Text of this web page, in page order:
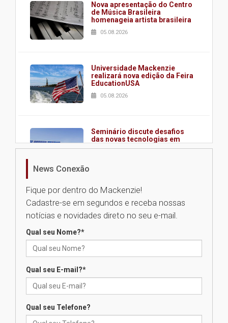
Nova apresentação do Centro
de Música Brasileira
homenageia artista brasileira
05.08.2026
Universidade Mackenzie
realizará nova edição da Feira
EducationUSA
05.08.2026
Seminário discute desafios
das novas tecnologias em
sistemas solares residenciais
Mackenzie recepciona os
calouros do segundo semestre
de 2026
Como o Colégio Mackenzie
04.08.2026
News Conexão
Fique por dentro do Mackenzie!
Cadastre-se em segundos e receba nossas
notícias e novidades direto no seu e-mail.
Qual seu Nome?*
Qual seu E-mail?*
Qual seu Telefone?